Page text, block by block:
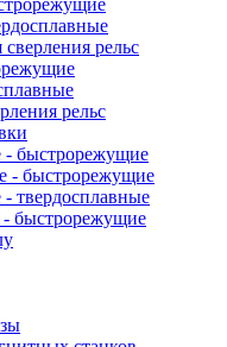
рельс
рельс
- быстрорежущие
- быстрорежущие
твердосплавные
- быстрорежущие